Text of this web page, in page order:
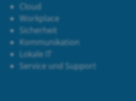
Cloud
Workplace
Sicherheit
Kommunikation
Lokale IT
Service und Support